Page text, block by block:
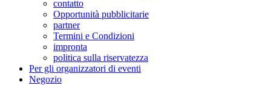
contatto
Opportunità pubblicitarie
partner
Termini e Condizioni
impronta
politica sulla riservatezza
Per gli organizzatori di eventi
Negozio